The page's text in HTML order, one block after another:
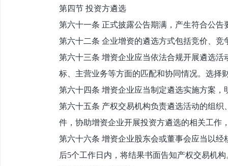
第四节 投资方遴选
第六十一条 正式披露公告期满，产生符合公
第六十二条 企业增资的遴选方式包括竞价、
第六十三条 增资企业应当依法合规开展遴选
标、主营业务等方面的匹配和协同情况。选择
第六十四条 增资企业应当制定遴选实施方案
第六十五条 产权交易机构负责遴选活动的组
件，协助增资企业开展投资方遴选的相关工作
第六十六条 增资企业股东会或董事会应当以
后5个工作日内，将结果书面告知产权交易机构